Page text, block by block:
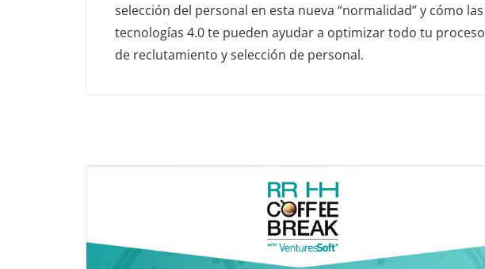
selección del personal en esta nueva “normalidad” y cómo las
tecnologías 4.0 te pueden ayudar a optimizar todo tu proceso
de reclutamiento y selección de personal.